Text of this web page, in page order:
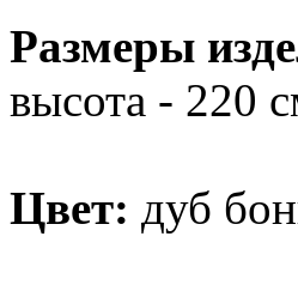
Размеры
высота - 220
Цвет: дуб